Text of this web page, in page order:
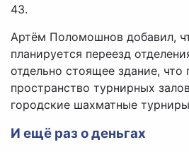
43.
Артём Поломошнов добавил,
планируется переезд
отдельно стоящее здание, что
пространство турнирных
городские шахматные
И ещё раз о деньгах